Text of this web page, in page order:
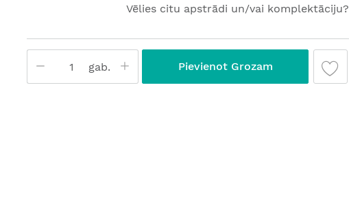
Vēlies citu apstrādi un/vai komplektāciju?
gab. Pievienot Grozam